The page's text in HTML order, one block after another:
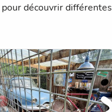
découvrir différentes